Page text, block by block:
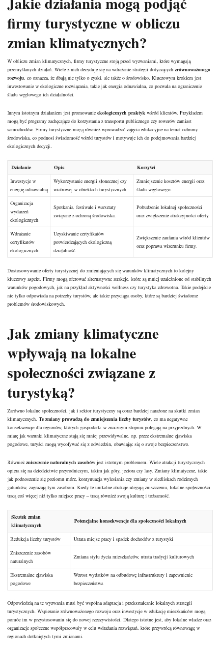
firmy turystyczne w obliczu
zmian klimatycznych?
W obliczu zmian klimatycznych, firmy turystyczne stoją przed wyzwaniami, które wymagają
przemyślanych działań. Wiele z nich decyduje się na wdrażanie strategii dotyczących zrównoważonego
rozwoju, co oznacza, że dbają nie tylko o zyski, ale także o środowisko. Kluczowym krokiem jest
inwestowanie w ekologiczne rozwiązania, takie jak energia odnawialna, co pozwala na ograniczenie
śladu węglowego ich działalności.
Innym istotnym działaniem jest promowanie ekologicznych praktyk wśród klientów. Przykładem
mogą być programy zachęcające do korzystania z transportu publicznego czy rowerów zamiast
samochodów. Firmy turystyczne mogą również wprowadzać zajęcia edukacyjne na temat ochrony
środowiska, co podnosi świadomość wśród turystów i motywuje ich do podejmowania bardziej
ekologicznych decyzji.
Działanie Opis
Korzyści
Inwestycje w
energię odnawialną
Wykorzystanie energii słonecznej czy
wiatrowej w obiektach turystycznych.
Zmniejszenie kosztów energii oraz
śladu węglowego.
Organizacja
wydarzeń
ekologicznych
Spotkania, festiwale i warsztaty
związane z ochroną środowiska.
Pobudzenie lokalnej społeczności
oraz zwiększenie atrakcyjności oferty.
Wdrażanie
certyfikatów
ekologicznych
Uzyskiwanie certyfikatów
potwierdzających ekologiczną
działalność.
Zwiększenie zaufania wśród klientów
oraz poprawa wizerunku firmy.
Dostosowywanie oferty turystycznej do zmieniających się warunków klimatycznych to kolejny
kluczowy aspekt. Firmy mogą oferować alternatywne atrakcje, które są mniej uzależnione od stabilnych
warunków pogodowych, jak na przykład aktywności wellness czy turystyka zdrowotna. Takie podejście
nie tylko odpowiada na potrzeby turystów, ale także przyciąga osoby, które są bardziej świadome
problemów środowiskowych.
Jak zmiany klimatyczne
wpływają na lokalne
społeczności związane z
turystyką?
Zarówno lokalne społeczności, jak i sektor turystyczny są coraz bardziej narażone na skutki zmian
klimatycznych. Te zmiany prowadzą do zmniejszenia liczby turystów , co ma negatywne
konsekwencje dla regionów, których gospodarki w znacznym stopniu polegają na przyjezdnych. W
miarę jak warunki klimatyczne stają się mniej przewidywalne, np. przez ekstremalne zjawiska
pogodowe, turyści mogą wycofywać się z odwiedzin, obawiając się o swoje bezpieczeństwo.
Również zniszczenie naturalnych zasobów jest istotnym problemem. Wiele atrakcji turystycznych
opiera się na dziedzictwie przyrodniczym, takim jak góry, jeziora czy lasy. Zmiany klimatyczne, takie
jak podnoszenie się poziomu mórz, kontynuacja wylesiania czy zmiany w siedliskach rodzimych
gatunków, zagrażają tym zasobom. Kiedy te unikalne atrakcje ulegają zniszczeniu, lokalne społeczności
tracą coś więcej niż tylko miejsce pracy – tracą również swoją kulturę i tożsamość.
Skutek zmian
klimatycznych
Potencjalne konsekwencje dla społeczności lokalnych
Redukcja liczby turystów
Utrata miejsc pracy i spadek dochodów z turystyki
Zniszczenie zasobów
naturalnych
Zmiana stylu życia mieszkańców, utrata tradycji kulturowych
Ekstremalne zjawiska
pogodowe
Wzrost wydatków na odbudowę infrastruktury i zapewnienie
bezpieczeństwa
Odpowiedzią na te wyzwania musi być wspólna adaptacja i przekształcanie lokalnych strategii
turystycznych. Wspieranie zrównoważonego rozwoju oraz inwestycje w edukację mieszkańców mogą
pomóc im w przystosowaniu się do nowej rzeczywistości. Dlatego istotne jest, aby lokalne władze oraz
organizacje społeczne współpracowały w celu wdrażania rozwiązań, które przywrócą równowagę w
regionach dotkniętych tymi zmianami.